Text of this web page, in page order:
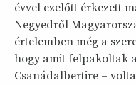
évvel ezelőtt érkezett
Negyedről
értelemben még a
hogy amit felpakoltak
Csanádalbertire –